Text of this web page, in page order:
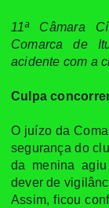
11ª Câmara
Comarca de
acidente com a
Culpa
O juízo da
segurança do
da menina
dever de
Assim, ficou